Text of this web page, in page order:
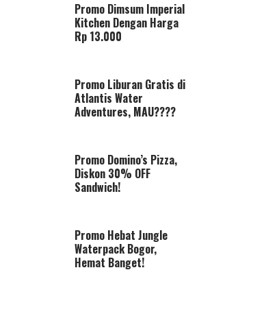
Promo Dimsum Imperial
Kitchen Dengan Harga
Rp 13.000
Promo Liburan Gratis di
Atlantis Water
Adventures, MAU????
Promo Domino’s Pizza,
Diskon 30% OFF
Sandwich!
Promo Hebat Jungle
Waterpack Bogor,
Hemat Banget!